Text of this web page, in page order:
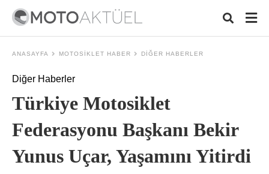
ANASAYFA MOTOSIKLET HABER DIĞER HABERLER
Diğer Haberler
Türkiye Motosiklet
Federasyonu Başkanı Bekir
Yunus Uçar, Yaşamını Yitirdi